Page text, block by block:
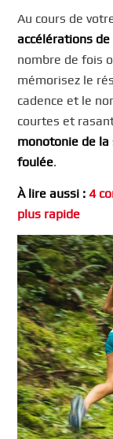
Au cours de
accélérations
nombre de fois
mémorisez le
cadence et le
courtes et
monotonie de la
foulée.
À lire aussi :4
plus rapide